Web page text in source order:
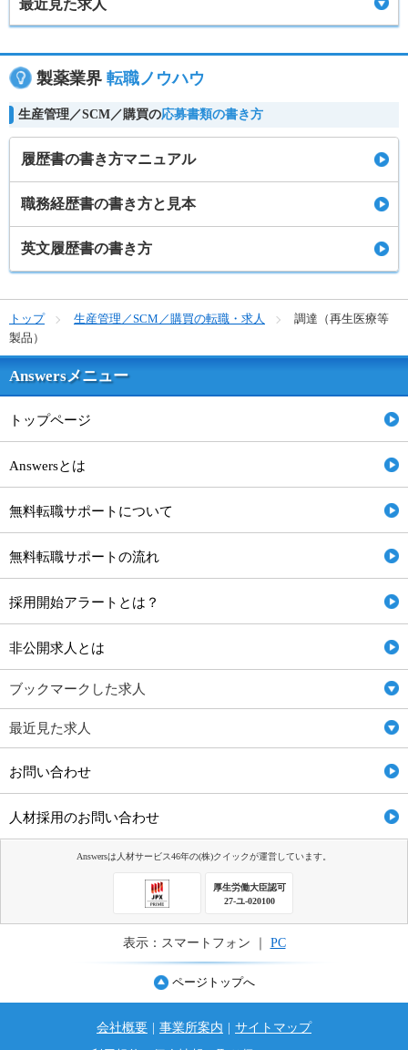
最近見た求人
製薬業界 転職ノウハウ
生産管理／SCM／購買の応募書類の書き方
履歴書の書き方マニュアル
職務経歴書の書き方と見本
英文履歴書の書き方
トップ 生産管理／SCM／購買の転職・求人
調達（再生医療等
製品）
Answersメニュー
トップページ
Answersとは
無料転職サポートについて
無料転職サポートの流れ
採用開始アラートとは？
非公開求人とは
ブックマークした求人
最近見た求人
お問い合わせ
人材採用のお問い合わせ
Answersは人材サービス46年の(株)クイックが運営しています。
厚生労働大臣認可
27-ユ-020100
表示：スマートフォン ｜ PC
ページトップへ
会社概要 事業所案内
サイトマップ